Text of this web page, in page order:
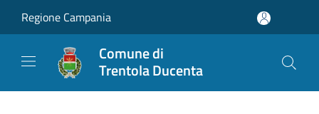
Regione Campania
Comune di
Trentola Ducenta